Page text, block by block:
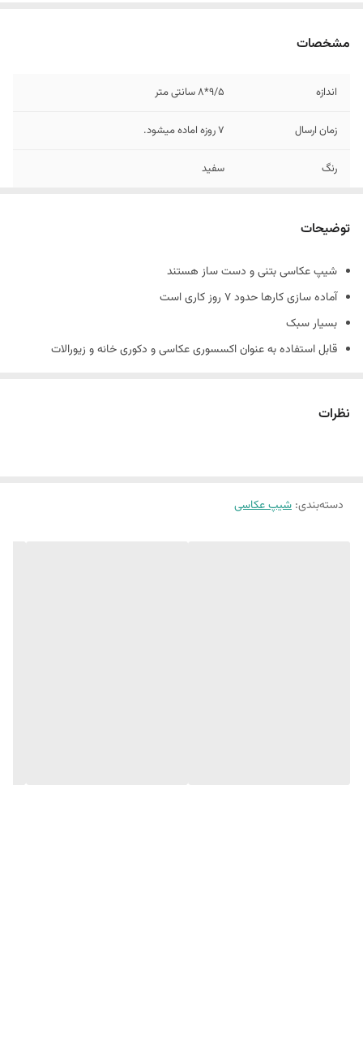
مشخصات
اندازه 9/5*8 سانتی متر
زمان ارسال 7 روزه اماده میشود.
رنگ سفید
توضیحات
شیپ عکاسی بتنی و دست ساز هستند
آماده سازی کارها حدود 7 روز کاری است
بسیار سبک
قابل استفاده به عنوان اکسسوری عکاسی و دکوری خانه و زیورالات
نظرات
دسته‌بندی: شیپ عکاسی